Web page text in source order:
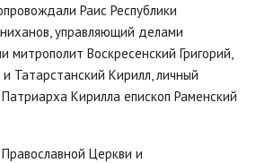
Раис Республики
управляющий делами
митрополит Воскресенский Григорий,
Татарстанский Кирилл, личный
Кирилла епископ Раменский
Церкви и